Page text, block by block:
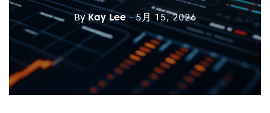
ByKay Lee - 5月 15, 2026